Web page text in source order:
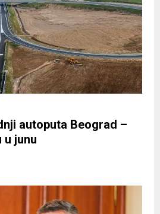
autoputa Beograd –
u junu